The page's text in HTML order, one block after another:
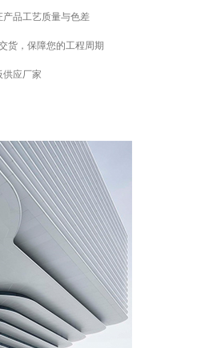
品工艺质量与色差
货，保障您的工程周期
供应厂家